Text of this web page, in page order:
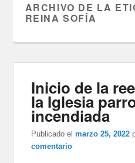
ARCHIVO DE LA
REINA SOFÍA
Inicio de la
la Iglesia
incendiada
Publicado el marzo 25, 2022
comentario